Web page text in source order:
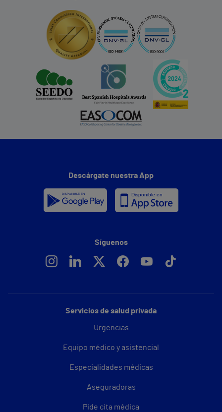
Servicios de salud privada
Urgencias
Equipo médico y asistencial
Especialidades médicas
Aseguradoras
Pide cita médica
Descárgate nuestra App
Síguenos